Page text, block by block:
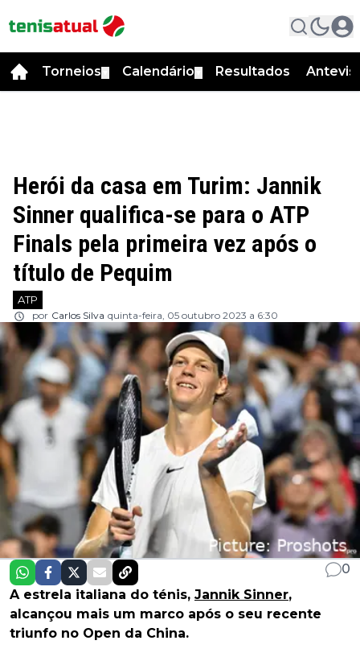
Torneios Calendário Resultados
Herói da casa em Turim: Jannik
Sinner qualifica-se para o ATP
Finals pela primeira vez após o
título de Pequim
ATP
por Carlos Silva quinta-feira, 05 outubro 2023 a 6:30
0
A estrela italiana do ténis, Jannik Sinner,
alcançou mais um marco após o seu recente
triunfo no Open da China.